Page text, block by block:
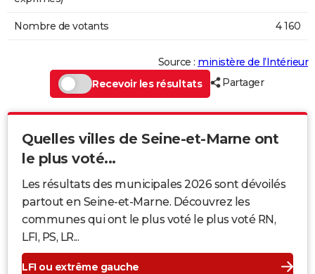
Nombre de votants 4 160
Source : ministère de l’Intérieur
Recevoir les résultats
Partager
Quelles villes de Seine-et-Marne ont
le plus voté...
Les résultats des municipales 2026 sont dévoilés
partout en Seine-et-Marne. Découvrez les
communes qui ont le plus voté le plus voté RN,
LFI, PS, LR...
LFI ou extrême gauche